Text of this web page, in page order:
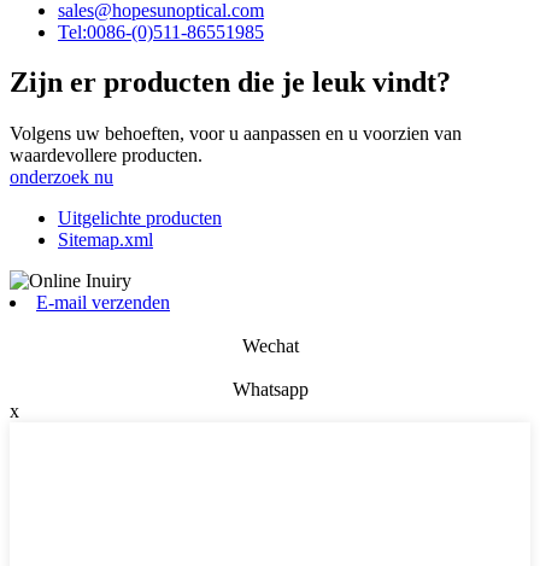
sales@hopesunoptical.com
Tel:0086-(0)511-86551985
Zijn er producten die je leuk vindt?
Volgens uw behoeften, voor u aanpassen en u voorzien van
waardevollere producten.
onderzoek nu
Uitgelichte producten
Sitemap.xml
E-mail verzenden
Wechat
Whatsapp
x